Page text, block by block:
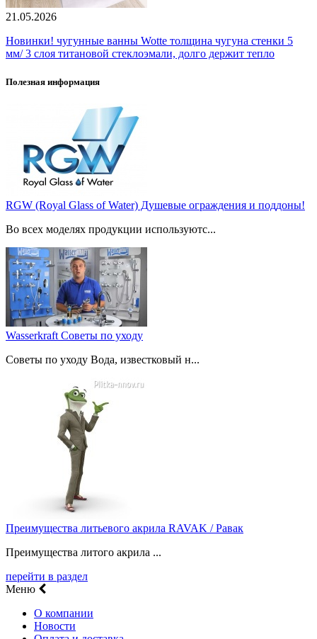
21.05.2026
Новинки! чугунные ванны Wotte толщина чугуна стенки 5
мм/ 3 слоя титановой стеклоэмали, долго держит тепло
Полезная информация
RGW (Royal Glass of Water) Душевые ограждения и поддоны!
Во всех моделях продукции используютс...
Wasserkraft Советы по уходу
Советы по уходу Вода, известковый н...
Преимущества литьевого акрила RAVAK / Равак
Преимущества литого акрила ...
перейти в раздел
Меню
О компании
Новости